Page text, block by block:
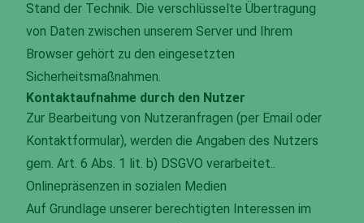
Stand der Technik. Die verschlüsselte Übertragung
von Daten zwischen unserem Server und Ihrem
Browser gehört zu den eingesetzten
Sicherheitsmaßnahmen.
Kontaktaufnahme durch den Nutzer
Zur Bearbeitung von Nutzeranfragen (per Email oder
Kontaktformular), werden die Angaben des Nutzers
gem. Art. 6 Abs. 1 lit. b) DSGVO verarbeitet..
Onlinepräsenzen in sozialen Medien
Auf Grundlage unserer berechtigten Interessen im